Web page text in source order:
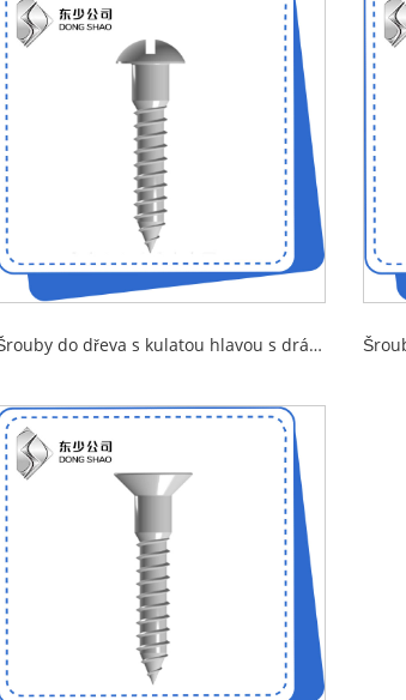
Šrouby do dřeva s kulatou hlavou s drážkou